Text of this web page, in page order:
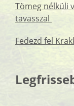
Tömeg nélküli
tavasszal
Fedezd fel